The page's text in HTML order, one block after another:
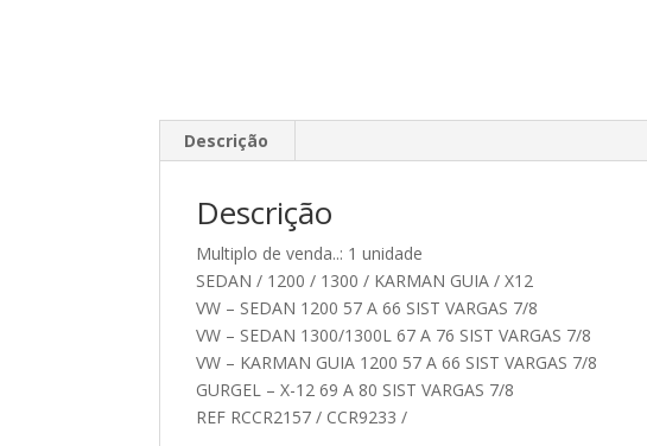
Descrição
Descrição
Multiplo de venda..: 1 unidade
SEDAN / 1200 / 1300 / KARMAN GUIA / X12
VW – SEDAN 1200 57 A 66 SIST VARGAS 7/8
VW – SEDAN 1300/1300L 67 A 76 SIST VARGAS 7/8
VW – KARMAN GUIA 1200 57 A 66 SIST VARGAS 7/8
GURGEL – X-12 69 A 80 SIST VARGAS 7/8
REF RCCR2157 / CCR9233 /